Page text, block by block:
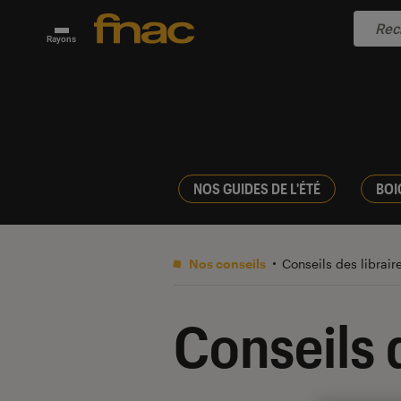
Rayons
NOS GUIDES DE L'ÉTÉ
Nos conseils Conseils des
Conseils